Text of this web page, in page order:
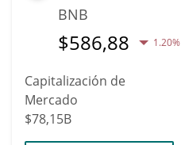
BNB
$586,88 1.20%
Capitalización de
Mercado
$78,15B